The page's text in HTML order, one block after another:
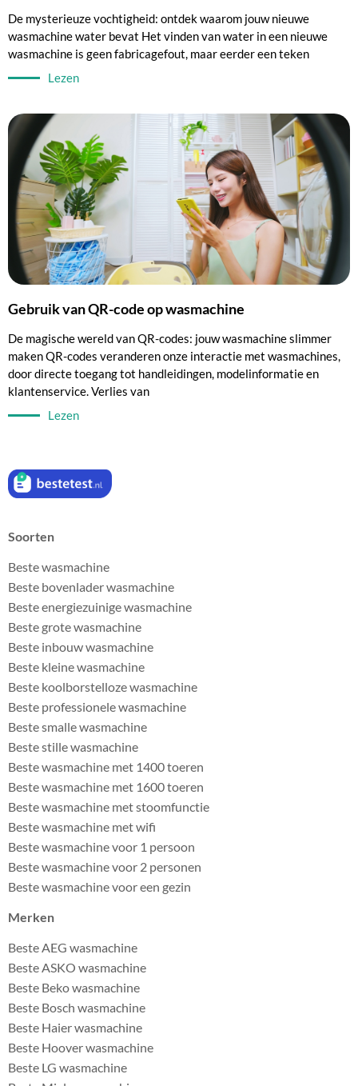
De mysterieuze vochtigheid: ontdek waarom jouw nieuwe
wasmachine water bevat Het vinden van water in een nieuwe
wasmachine is geen fabricagefout, maar eerder een teken
Lezen
Gebruik van QR-code op wasmachine
De magische wereld van QR-codes: jouw wasmachine slimmer
maken QR-codes veranderen onze interactie met wasmachines,
door directe toegang tot handleidingen, modelinformatie en
klantenservice. Verlies van
Lezen
Soorten
Beste wasmachine
Beste bovenlader wasmachine
Beste energiezuinige wasmachine
Beste grote wasmachine
Beste inbouw wasmachine
Beste kleine wasmachine
Beste koolborstelloze wasmachine
Beste professionele wasmachine
Beste smalle wasmachine
Beste stille wasmachine
Beste wasmachine met 1400 toeren
Beste wasmachine met 1600 toeren
Beste wasmachine met stoomfunctie
Beste wasmachine met wifi
Beste wasmachine voor 1 persoon
Beste wasmachine voor 2 personen
Beste wasmachine voor een gezin
Merken
Beste AEG wasmachine
Beste ASKO wasmachine
Beste Beko wasmachine
Beste Bosch wasmachine
Beste Haier wasmachine
Beste Hoover wasmachine
Beste LG wasmachine